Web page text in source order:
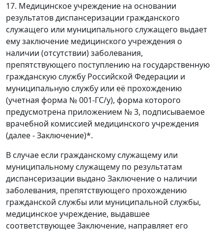
17. Медицинское учреждение на основании
результатов диспансеризации гражданского
служащего или муниципального служащего выдает
ему заключение медицинского учреждения о
наличии (отсутствии) заболевания,
препятствующего поступлению на государственную
гражданскую службу Российской Федерации и
муниципальную службу или её прохождению
(учетная форма № 001-ГС/у), форма которого
предусмотрена приложением № 3, подписываемое
врачебной комиссией медицинского учреждения
(далее - Заключение)*.
В случае если гражданскому служащему или
муниципальному служащему по результатам
диспансеризации выдано Заключение о наличии
заболевания, препятствующего прохождению
гражданской службы или муниципальной службы,
медицинское учреждение, выдавшее
соответствующее Заключение, направляет его